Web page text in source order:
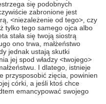
się podobnych
zabronione jest
<niezależenie od tego>, czy
tylko tego samego ojca albo
stała się twoją siostrą
ono trwa, małżeństwo
jednak ustają skutki
jej spod władzy <twojego>
I dlatego, istnieje
przysposobić zięcia, powinien
córki, a jeśli ktoś chce
emancypować swojego